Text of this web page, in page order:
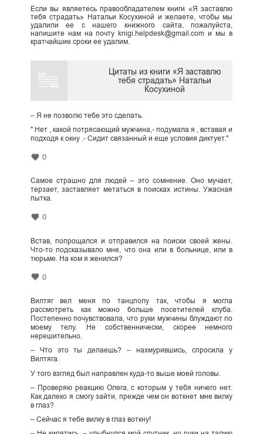
Если вы являетесь правообладателем книги «Я заставлю
тебя страдать» Натальи Косухиной и желаете, чтобы мы
удалили ее с нашего книжного сайта, пожалуйста,
напишите нам на почту knigi.helpdesk@gmail.com и мы в
кратчайшие сроки ее удалим.
Цитаты из книги «Я заставлю
тебя страдать» Натальи
Косухиной
– Я не позволю тебе это сделать.
" Нет , какой потрясающий мужчина,- подумала я , вставая и
подходя к окну .- Сидит связанный и еще условия диктует."
0
Самое страшно для людей – это сомнение. Оно мучает,
терзает, заставляет метаться в поисках истины. Ужасная
пытка.
0
Встав, попрощался и отправился на поиски своей жены.
Что-то подсказывало мне, что она или в больнице, или в
тюрьме. На ком я женился?
0
Вилтяг вел меня по танцполу так, чтобы я могла
рассмотреть как можно больше посетителей клуба.
Постепенно почувствовала, что руки мужчины блуждают по
моему телу. Не собственнически, скорее немного
нерешительно.
– Что это ты делаешь? – нахмурившись, спросила у
Вилтяга.
У того взгляд был направлен куда-то выше моей головы.
– Проверяю реакцию Олега, с которым у тебя ничего нет.
Как далеко я смогу зайти, прежде чем он воткнет мне вилку
в глаз?
– Сейчас я тебе вилку в глаз воткну!